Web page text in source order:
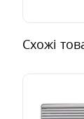
Схожі